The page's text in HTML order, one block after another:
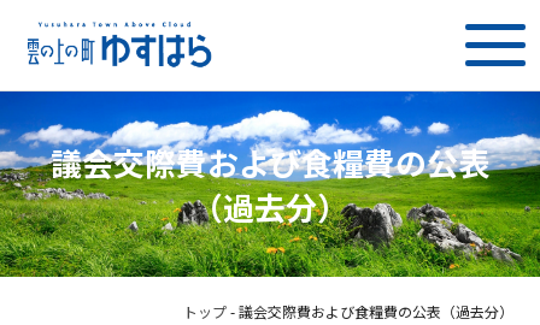
議会交際費および食糧費の公表
（過去分）
トップ-議会交際費および食糧費の公表（過去分）